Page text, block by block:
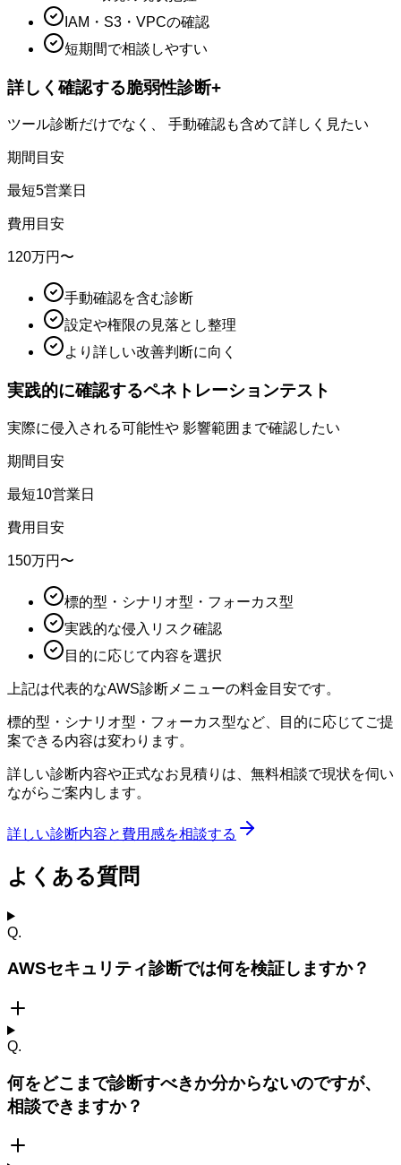
IAM・S3・VPCの確認
短期間で相談しやすい
詳しく確認する脆弱性診断+
ツール診断だけでなく、 手動確認も含めて詳しく見たい
期間目安
最短5営業日
費用目安
120万円〜
手動確認を含む診断
設定や権限の見落とし整理
より詳しい改善判断に向く
実践的に確認するペネトレーションテスト
実際に侵入される可能性や 影響範囲まで確認したい
期間目安
最短10営業日
費用目安
150万円〜
標的型・シナリオ型・フォーカス型
実践的な侵入リスク確認
目的に応じて内容を選択
上記は代表的なAWS診断メニューの料金目安です。
標的型・シナリオ型・フォーカス型など、目的に応じてご提
案できる内容は変わります。
詳しい診断内容や正式なお見積りは、無料相談で現状を伺い
ながらご案内します。
詳しい診断内容と費用感を相談する
よくある質問
Q.
AWSセキュリティ診断では何を検証しますか？
Q.
何をどこまで診断すべきか分からないのですが、
相談できますか？